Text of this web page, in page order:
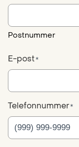
Postnummer
E-post*
Telefonnummer*